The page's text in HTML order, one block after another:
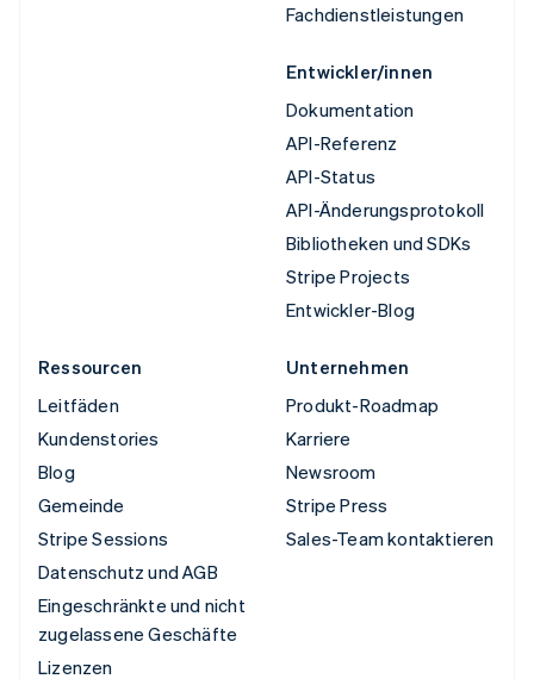
Fachdienstleistungen
Entwickler/innen
Dokumentation
API-Referenz
API-Status
API-Änderungsprotokoll
Bibliotheken und SDKs
Stripe Projects
Entwickler-Blog
Ressourcen
Leitfäden
Kundenstories
Blog
Gemeinde
Stripe Sessions
Datenschutz und AGB
Eingeschränkte und nicht
zugelassene Geschäfte
Lizenzen
Unternehmen
Produkt-Roadmap
Karriere
Newsroom
Stripe Press
Sales-Team kontaktieren